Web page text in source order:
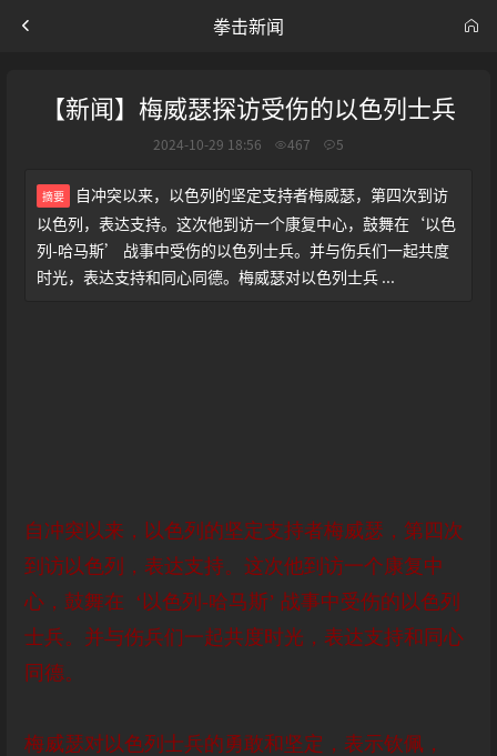
拳击新闻
【新闻】梅威瑟探访受伤的以色列士兵
2024-10-29 18:56 467 5
摘要
自冲突以来，以色列的坚定支持者梅威瑟，第四次到访
以色列，表达支持。这次他到访一个康复中心，鼓舞在‘以色
列-哈马斯’ 战事中受伤的以色列士兵。并与伤兵们一起共度
时光，表达支持和同心同德。梅威瑟对以色列士兵 ...
自冲突以来，以色列的坚定支持者梅威瑟，第四次
到访以色列，表达支持。这次他到访一个康复中
心，鼓舞在 ‘以色列-哈马斯’ 战事中受伤的以色列
士兵。并与伤兵们一起共度时光，表达支持和同心
同德。
梅威瑟对以色列士兵的勇敢和坚定，表示钦佩，